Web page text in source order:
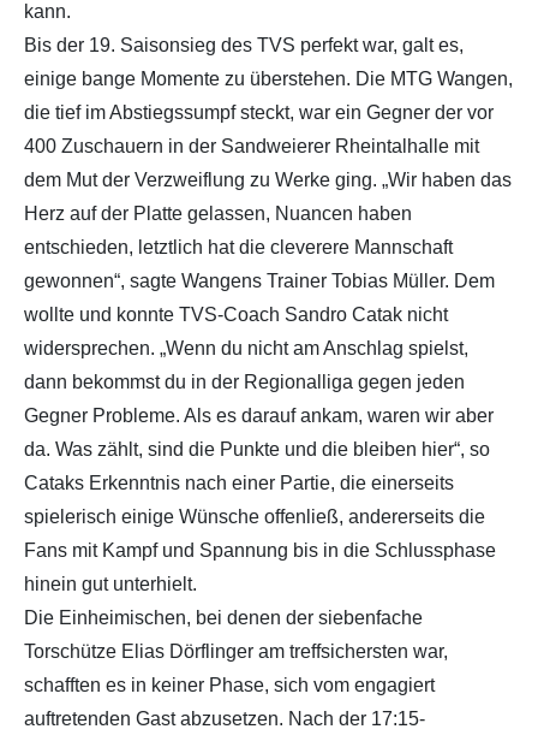
kann.
Bis der 19. Saisonsieg des TVS perfekt war, galt es,
einige bange Momente zu überstehen. Die MTG Wangen,
die tief im Abstiegssumpf steckt, war ein Gegner der vor
400 Zuschauern in der Sandweierer Rheintalhalle mit
dem Mut der Verzweiflung zu Werke ging. „Wir haben das
Herz auf der Platte gelassen, Nuancen haben
entschieden, letztlich hat die cleverere Mannschaft
gewonnen“, sagte Wangens Trainer Tobias Müller. Dem
wollte und konnte TVS-Coach Sandro Catak nicht
widersprechen. „Wenn du nicht am Anschlag spielst,
dann bekommst du in der Regionalliga gegen jeden
Gegner Probleme. Als es darauf ankam, waren wir aber
da. Was zählt, sind die Punkte und die bleiben hier“, so
Cataks Erkenntnis nach einer Partie, die einerseits
spielerisch einige Wünsche offenließ, andererseits die
Fans mit Kampf und Spannung bis in die Schlussphase
hinein gut unterhielt.
Die Einheimischen, bei denen der siebenfache
Torschütze Elias Dörflinger am treffsichersten war,
schafften es in keiner Phase, sich vom engagiert
auftretenden Gast abzusetzen. Nach der 17:15-